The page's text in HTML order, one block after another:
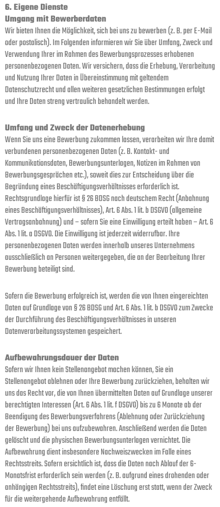
6. Eigene Dienste
Umgang mit Bewerberdaten
Wir bieten Ihnen die Möglichkeit, sich bei uns zu bewerben (z. B. per E-Mail
oder postalisch). Im Folgenden informieren wir Sie über Umfang, Zweck und
Verwendung Ihrer im Rahmen des Bewerbungsprozesses erhobenen
personenbezogenen Daten. Wir versichern, dass die Erhebung, Verarbeitung
und Nutzung Ihrer Daten in Übereinstimmung mit geltendem
Datenschutzrecht und allen weiteren gesetzlichen Bestimmungen erfolgt
und Ihre Daten streng vertraulich behandelt werden.
Umfang und Zweck der Datenerhebung
Wenn Sie uns eine Bewerbung zukommen lassen, verarbeiten wir Ihre damit
verbundenen personenbezogenen Daten (z. B. Kontakt- und
Kommunikationsdaten, Bewerbungsunterlagen, Notizen im Rahmen von
Bewerbungsgesprächen etc.), soweit dies zur Entscheidung über die
Begründung eines Beschäftigungsverhältnisses erforderlich ist.
Rechtsgrundlage hierfür ist § 26 BDSG nach deutschem Recht (Anbahnung
eines Beschäftigungsverhältnisses), Art. 6 Abs. 1 lit. b DSGVO (allgemeine
Vertragsanbahnung) und – sofern Sie eine Einwilligung erteilt haben – Art. 6
Abs. 1 lit. a DSGVO. Die Einwilligung ist jederzeit widerrufbar. Ihre
personenbezogenen Daten werden innerhalb unseres Unternehmens
ausschließlich an Personen weitergegeben, die an der Bearbeitung Ihrer
Bewerbung beteiligt sind.
Sofern die Bewerbung erfolgreich ist, werden die von Ihnen eingereichten
Daten auf Grundlage von § 26 BDSG und Art. 6 Abs. 1 lit. b DSGVO zum Zwecke
der Durchführung des Beschäftigungsverhältnisses in unseren
Datenverarbeitungssystemen gespeichert.
Aufbewahrungsdauer der Daten
Sofern wir Ihnen kein Stellenangebot machen können, Sie ein
Stellenangebot ablehnen oder Ihre Bewerbung zurückziehen, behalten wir
uns das Recht vor, die von Ihnen übermittelten Daten auf Grundlage unserer
berechtigten Interessen (Art. 6 Abs. 1 lit. f DSGVO) bis zu 6 Monate ab der
Beendigung des Bewerbungsverfahrens (Ablehnung oder Zurückziehung
der Bewerbung) bei uns aufzubewahren. Anschließend werden die Daten
gelöscht und die physischen Bewerbungsunterlagen vernichtet. Die
Aufbewahrung dient insbesondere Nachweiszwecken im Falle eines
Rechtsstreits. Sofern ersichtlich ist, dass die Daten nach Ablauf der 6-
Monatsfrist erforderlich sein werden (z. B. aufgrund eines drohenden oder
anhängigen Rechtsstreits), findet eine Löschung erst statt, wenn der Zweck
für die weitergehende Aufbewahrung entfällt.